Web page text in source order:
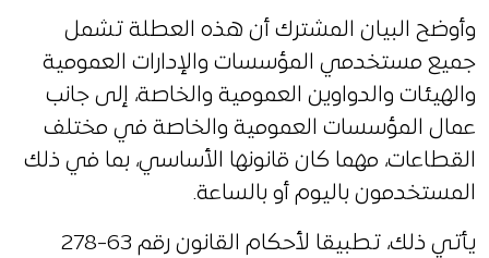
وأوضح البيان المشترك أن هذه العطلة تشمل
جميع مستخدمي المؤسسات والإدارات العمومية
والهيئات والدواوين العمومية والخاصة، إلى جانب
عمال المؤسسات العمومية والخاصة في مختلف
القطاعات، مهما كان قانونها الأساسي، بما في ذلك
المستخدمون باليوم أو بالساعة.
يأتي ذلك، تطبيقا لأحكام القانون رقم 63-278